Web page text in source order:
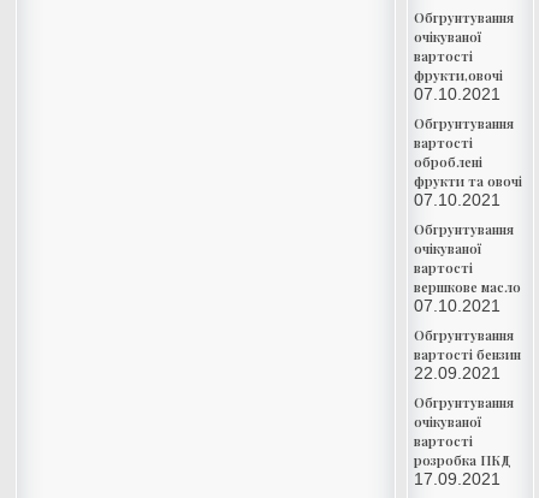
Обгрунтування
очікуваної
вартості
фрукти,овочі
07.10.2021
Обгрунтування
вартості
оброблені
фрукти та овочі
07.10.2021
Обгрунтування
очікуваної
вартості
вершкове масло
07.10.2021
Обгрунтування
вартості бензин
22.09.2021
Обгрунтування
очікуваної
вартості
розробка ПКД
17.09.2021